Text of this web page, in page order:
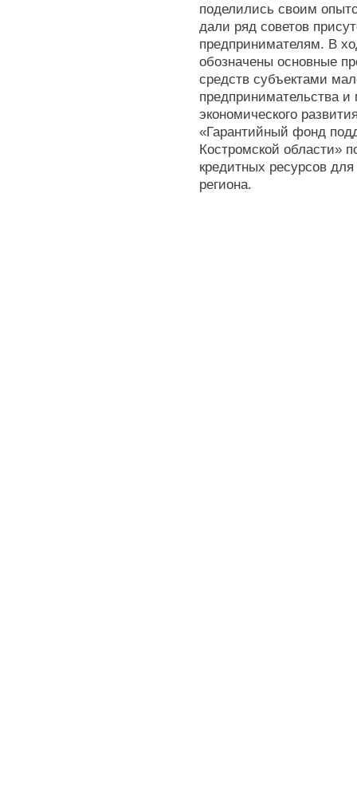
поделились своим
дали ряд советов
предпринимателям. В
обозначены основные
средств субъектами
предпринимательства
экономического
«Гарантийный фонд
Костромской области»
кредитных ресурсов
региона.